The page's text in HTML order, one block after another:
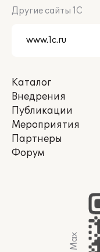
Другие сайты 1С
Каталог
Внедрения
Публикации
Мероприятия
Партнеры
Форум